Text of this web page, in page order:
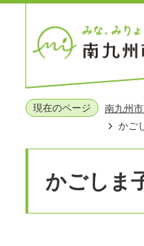
現在のページ 南九州
かご
かごしま